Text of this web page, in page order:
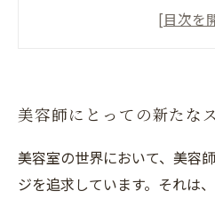
ACTJAPANGROUPの働
美容師にとっての新たな
美容室の世界において、美容
ジを追求しています。それは